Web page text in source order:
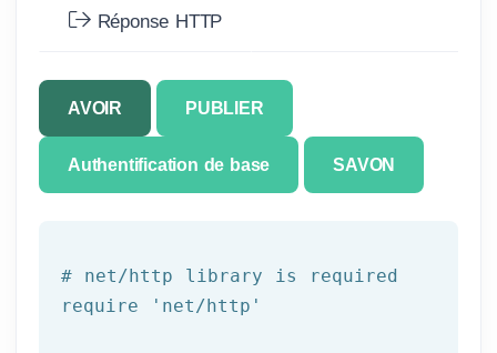
Réponse HTTP
AVOIR PUBLIER
Authentification de base SAVON
# net/http library is required
require
'net/http'